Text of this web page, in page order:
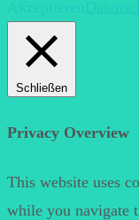
Schließen
Privacy Overview
This website uses
while you navigate